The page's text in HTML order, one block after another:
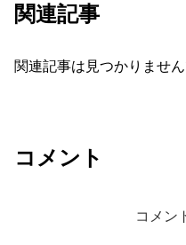
関連記事
関連記事は見つかりません
コメント
コメン